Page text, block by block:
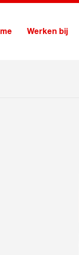
Werken bij